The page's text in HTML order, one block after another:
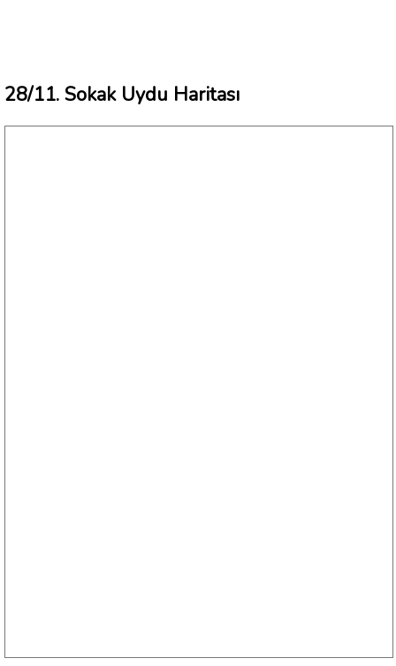
28/11. Sokak Uydu Haritası